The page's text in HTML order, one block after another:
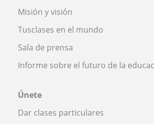
Misión y visión
Tusclases en el mundo
Sala de prensa
Informe sobre el futuro de la
Únete
Dar clases particulares